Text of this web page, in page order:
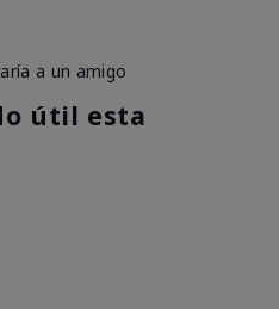
a un amigo
útil esta